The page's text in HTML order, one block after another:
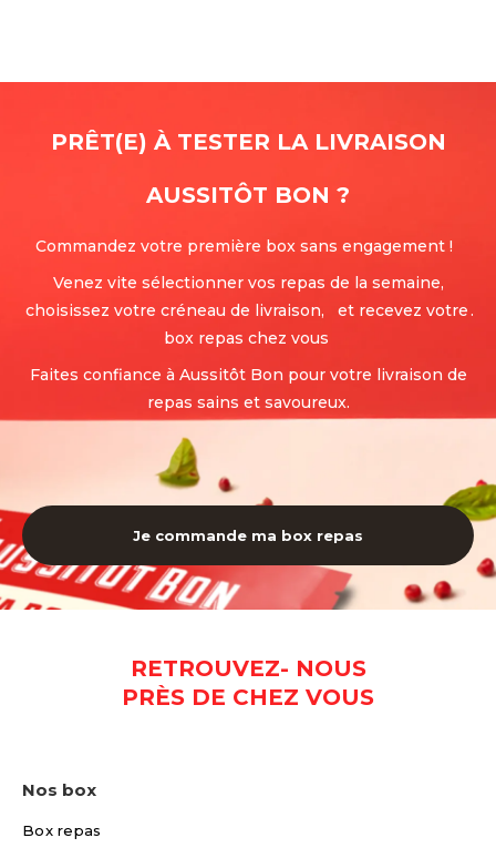
PRÊT(E) À TESTER LA LIVRAISON
AUSSITÔT BON ?
Commandez votre première box sans engagement !
Venez vite sélectionner vos repas de la semaine,
choisissez votre créneau de livraison, et recevez votre
box repas chez vous
.
Faites confiance à Aussitôt Bon pour votre livraison de
repas sains et savoureux.
Je commande ma box repas
RETROUVEZ- NOUS
PRÈS DE CHEZ VOUS
Nos box
Box repas